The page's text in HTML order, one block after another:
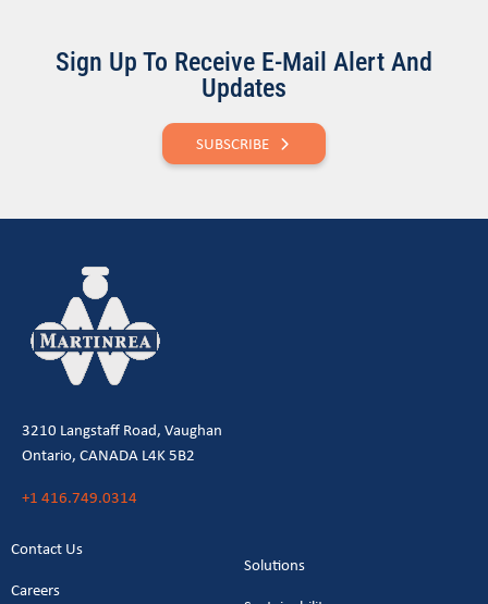
Sign Up To Receive E-Mail Alert And
Updates
SUBSCRIBE
3210 Langstaff Road, Vaughan
Ontario, CANADA L4K 5B2
+1 416.749.0314
Contact Us
Careers
Solutions